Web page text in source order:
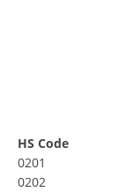
HS Code
0201
0202